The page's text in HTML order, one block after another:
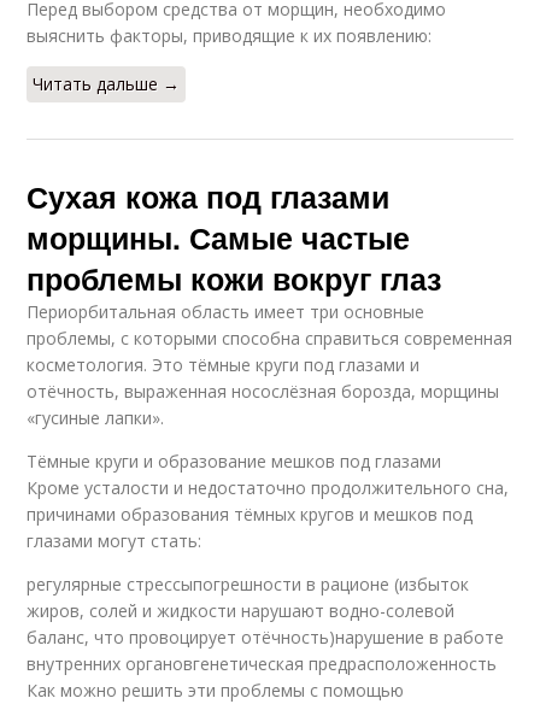
Перед выбором средства от морщин, необходимо
выяснить факторы, приводящие к их появлению:
Читать дальше →
Сухая кожа под глазами
морщины. Самые частые
проблемы кожи вокруг глаз
Периорбитальная область имеет три основные
проблемы, с которыми способна справиться современная
косметология. Это тёмные круги под глазами и
отёчность, выраженная носослёзная борозда, морщины
«гусиные лапки».
Тёмные круги и образование мешков под глазами
Кроме усталости и недостаточно продолжительного сна,
причинами образования тёмных кругов и мешков под
глазами могут стать:
регулярные стрессыпогрешности в рационе (избыток
жиров, солей и жидкости нарушают водно-солевой
баланс, что провоцирует отёчность)нарушение в работе
внутренних органовгенетическая предрасположенность
Как можно решить эти проблемы с помощью